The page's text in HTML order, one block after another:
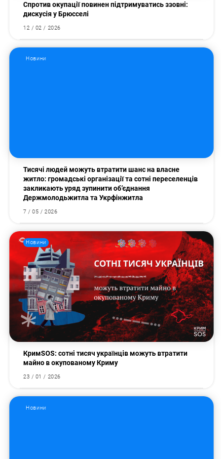
Спротив окупації повинен підтримуватись ззовні:
дискусія у Брюсселі
12 / 02 / 2026
Новини
Тисячі людей можуть втратити шанс на власне
житло: громадські організації та сотні переселенців
закликають уряд зупинити об’єднання
Держмолодьжитла та Укрфінжитла
7 / 05 / 2026
Новини
КримSOS: сотні тисяч українців можуть втратити
майно в окупованому Криму
23 / 01 / 2026
Новини